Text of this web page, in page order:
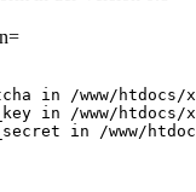
in /www/
in /www/
in /www/